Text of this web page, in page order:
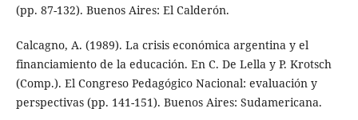
(pp. 87-132). Buenos Aires: El Calderón.
Calcagno, A. (1989). La crisis económica argentina y el
financiamiento de la educación. En C. De Lella y P. Krotsch
(Comp.). El Congreso Pedagógico Nacional: evaluación y
perspectivas (pp. 141-151). Buenos Aires: Sudamericana.